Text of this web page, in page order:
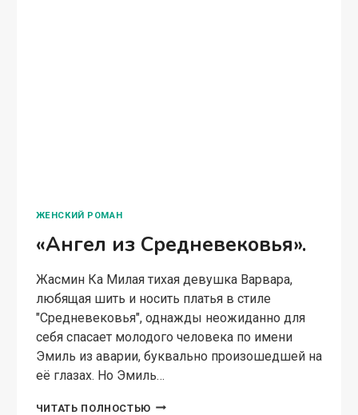
ЖЕНСКИЙ РОМАН
«Ангел из Средневековья».
Жасмин Ка Милая тихая девушка Варвара,
любящая шить и носить платья в стиле
"Средневековья", однажды неожиданно для
себя спасает молодого человека по имени
Эмиль из аварии, буквально произошедшей на
её глазах. Но Эмиль…
ЧИТАТЬ ПОЛНОСТЬЮ «АНГЕЛ